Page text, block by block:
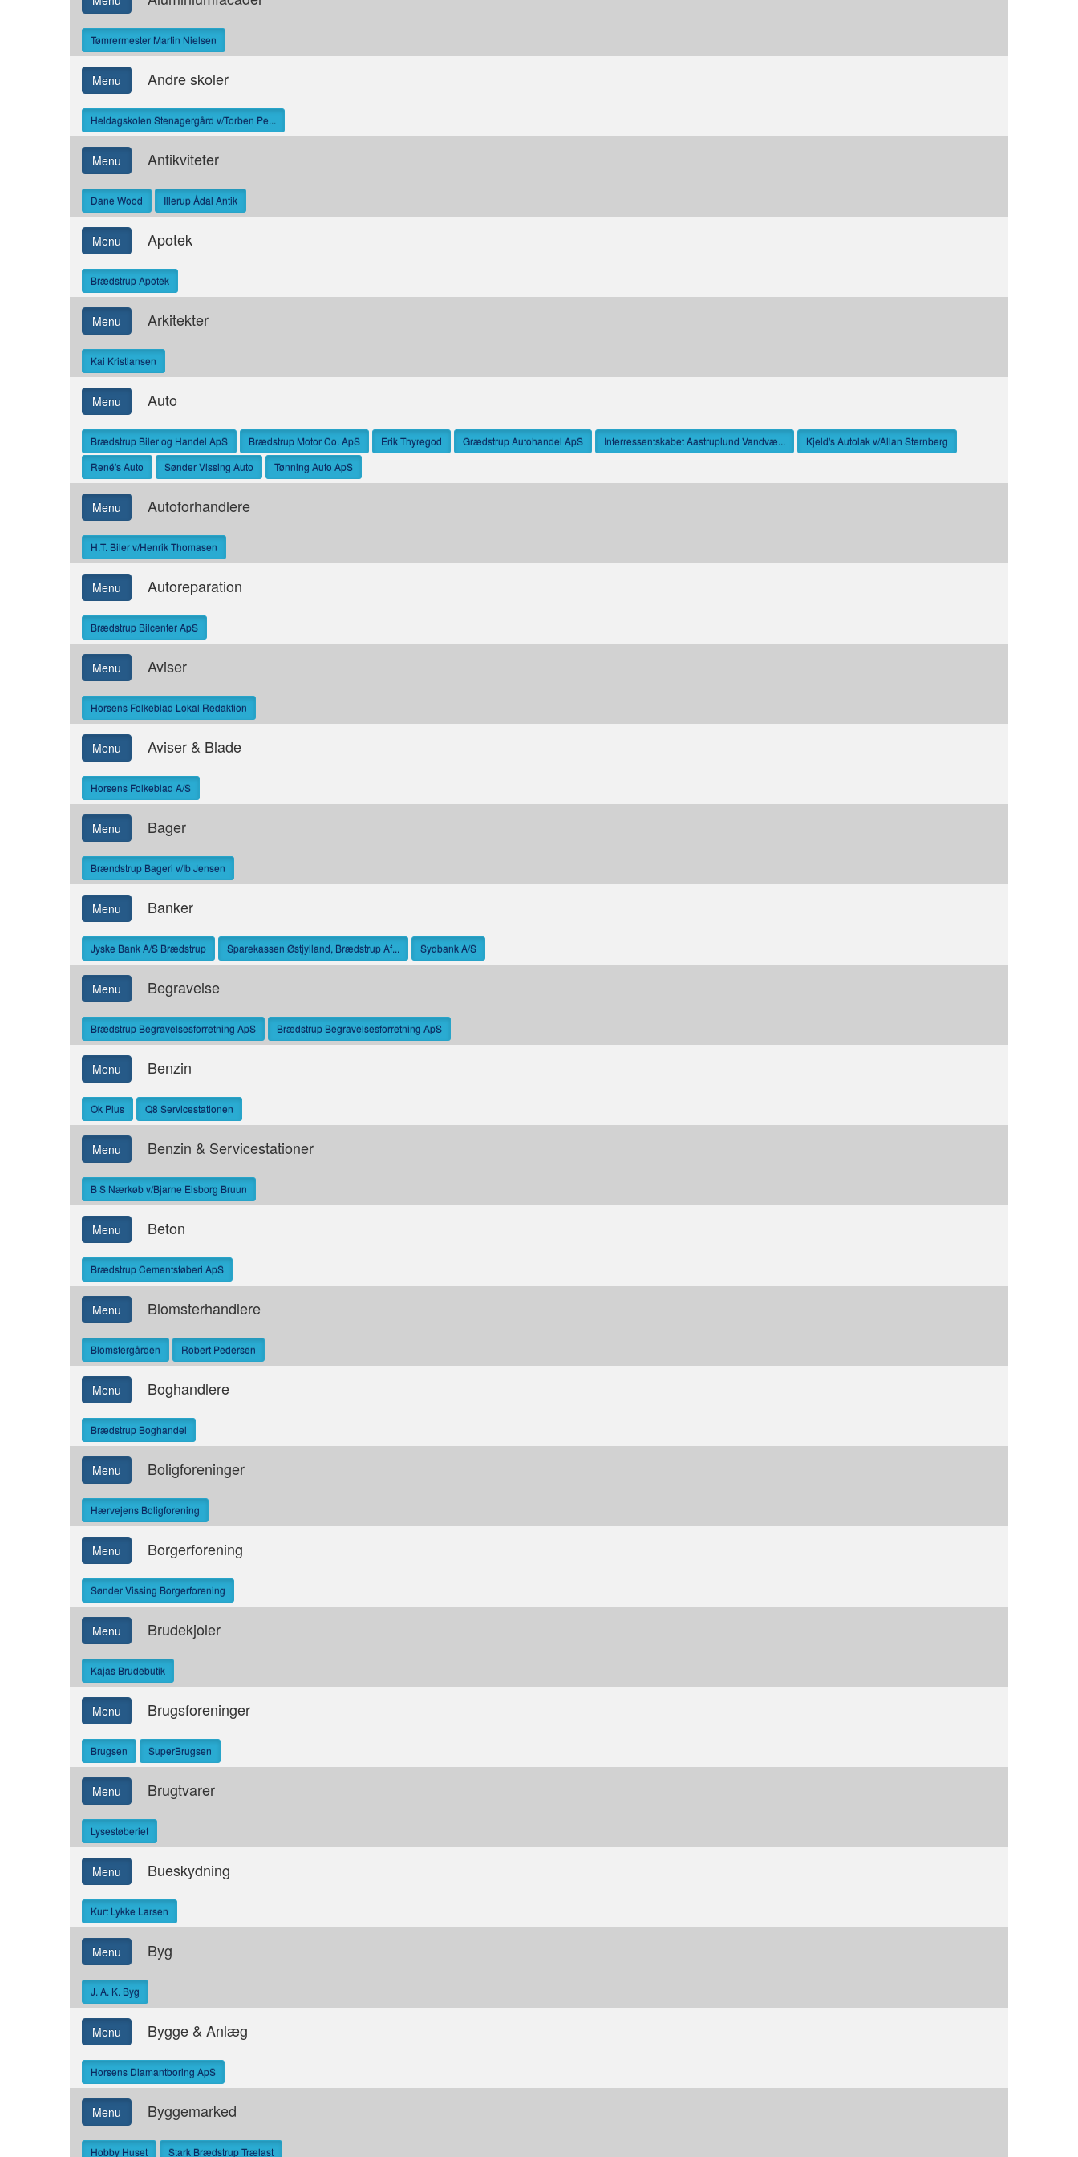
Tømrermester Martin Nielsen
Menu Andre skoler
Heldagskolen Stenagergård v/Torben Pe...
Menu Antikviteter
Dane Wood Illerup Ådal Antik
Menu Apotek
Brædstrup Apotek
Menu Arkitekter
Kai Kristiansen
Menu Auto
Brædstrup Biler og Handel ApS Brædstrup Motor Co. ApS Erik Thyregod Grædstrup Autohandel ApS Interressentskabet Aastruplund Vandvæ...
Kjeld's Autolak v/Allan Sternberg
René's Auto
Sønder Vissing Auto Tønning Auto ApS
Menu Autoforhandlere
H.T. Biler v/Henrik Thomasen
Menu Autoreparation
Brædstrup Bilcenter ApS
Menu Aviser
Horsens Folkeblad Lokal Redaktion
Menu Aviser & Blade
Horsens Folkeblad A/S
Menu Bager
Brændstrup Bageri v/Ib Jensen
Menu Banker
Jyske Bank A/S Brædstrup Sparekassen Østjylland, Brædstrup Af... Sydbank A/S
Menu Begravelse
Brædstrup Begravelsesforretning ApS Brædstrup Begravelsesforretning ApS
Menu Benzin
Ok Plus Q8 Servicestationen
Menu Benzin & Servicestationer
B S Nærkøb v/Bjarne Elsborg Bruun
Menu Beton
Brædstrup Cementstøberi ApS
Menu Blomsterhandlere
Blomstergården Robert Pedersen
Menu Boghandlere
Brædstrup Boghandel
Menu Boligforeninger
Hærvejens Boligforening
Menu Borgerforening
Sønder Vissing Borgerforening
Menu Brudekjoler
Kajas Brudebutik
Menu Brugsforeninger
Brugsen SuperBrugsen
Menu Brugtvarer
Lysestøberiet
Menu Bueskydning
Kurt Lykke Larsen
Menu Byg
J. A. K. Byg
Menu Bygge & Anlæg
Horsens Diamantboring ApS
Menu Byggemarked
Hobby Huset Stark Brædstrup Trælast